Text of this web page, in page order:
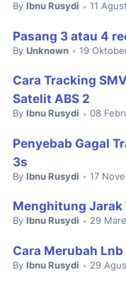
By Ibnu Rusydi • 11
Pasang 3 atau 4
By Unknown • 19
Cara Tracking
Satelit ABS 2
By Ibnu Rusydi • 08
Penyebab Gagal
3s
By Ibnu Rusydi • 17
Menghitung Jarak
By Ibnu Rusydi • 29
Cara Merubah Lnb
By Ibnu Rusydi • 29